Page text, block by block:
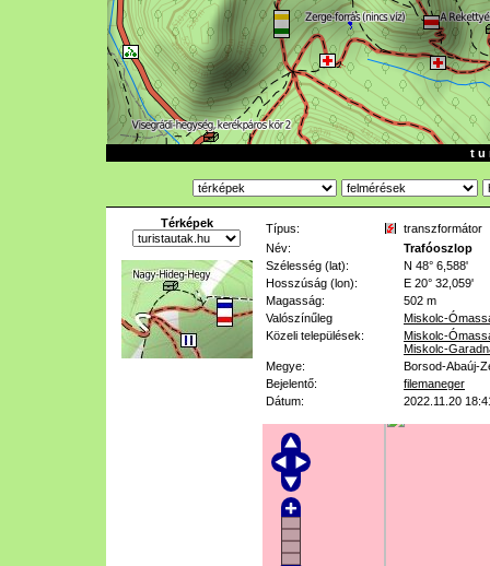
t u
Térképek Típus:
transzformátor
Név:
Trafóoszlop
Szélesség (lat):
N 48° 6,588'
Hosszúság (lon):
E 20° 32,059'
Magasság:
502 m
Valószínűleg
Miskolc-
Közeli települések:
Miskolc-
Miskolc-
Megye:
Borsod-Abaúj-
Bejelentő:
filemaneger
Dátum:
2022.11.20